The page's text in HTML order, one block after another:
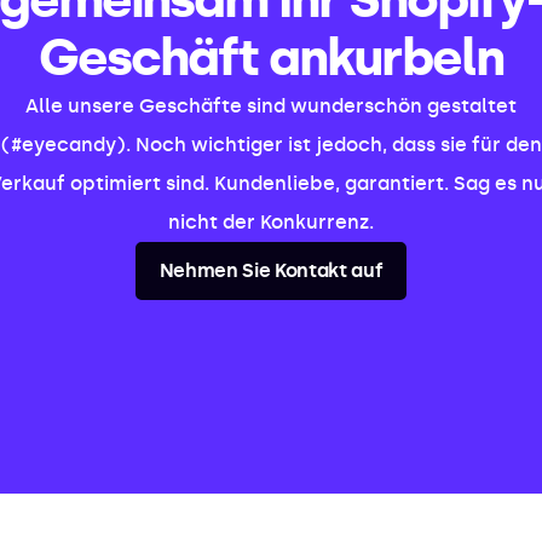
Geschäft ankurbeln
Alle unsere Geschäfte sind wunderschön gestaltet
(#eyecandy). Noch wichtiger ist jedoch, dass sie für den
optimiert sind. Kundenliebe, garantiert. Sag es
nicht der Konkurrenz.
Nehmen Sie Kontakt auf